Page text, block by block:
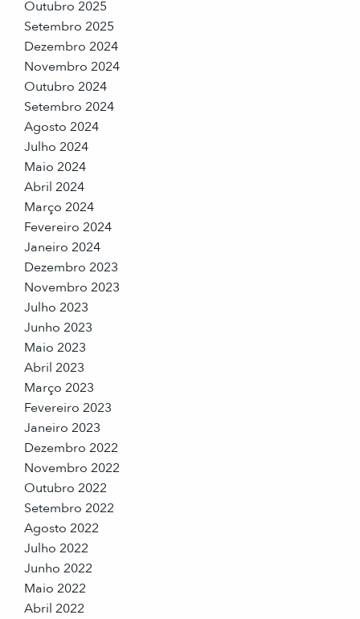
Outubro 2025
Setembro 2025
Dezembro 2024
Novembro 2024
Outubro 2024
Setembro 2024
Agosto 2024
Julho 2024
Maio 2024
Abril 2024
Março 2024
Fevereiro 2024
Janeiro 2024
Dezembro 2023
Novembro 2023
Julho 2023
Junho 2023
Maio 2023
Abril 2023
Março 2023
Fevereiro 2023
Janeiro 2023
Dezembro 2022
Novembro 2022
Outubro 2022
Setembro 2022
Agosto 2022
Julho 2022
Junho 2022
Maio 2022
Abril 2022